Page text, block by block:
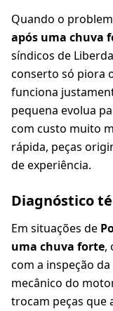
Quando o
após uma chuva
síndicos de
conserto só piora
funciona
pequena evolua
com custo muito
rápida, peças
de experiência.
Diagnóstico
Em situações de
uma chuva forte,
com a inspeção
mecânico do
trocam peças que